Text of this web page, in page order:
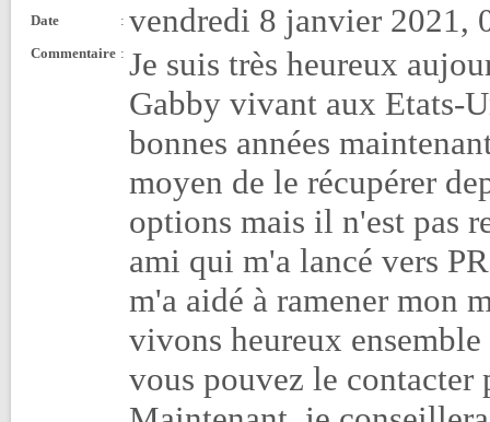
Date : vendredi 8 janvier 2021,
Commentaire : Je suis très heureux
Gabby vivant aux Etats-
bonnes années
moyen de le récupérer
options mais il n'est pas
ami qui m'a lancé vers
m'a aidé à ramener mon
vivons heureux
vous pouvez le